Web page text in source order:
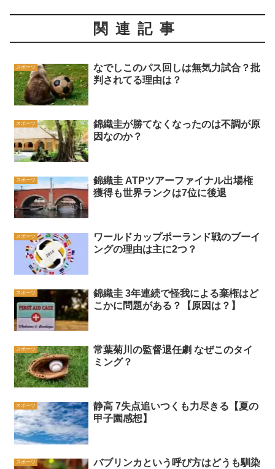
関連記事
スポーツ
なでしこのパス回しは無気力試合？批
判されてる理由は？
スポーツ
錦織圭が勝てなくなったのは不調が原
因なのか？
スポーツ
錦織圭 ATPツアーファイナル出場権
獲得も世界ランクは7位に後退
スポーツ
ワールドカップポーランド戦のブーイ
ングの理由は主に2つ？
スポーツ
錦織圭 3年連続で怪我による棄権はど
こかに問題がある？【原因は？】
スポーツ
常葉菊川の監督退任劇 なぜこのタイ
ミング？
スポーツ
静高 7失点追いつくも力尽きる【夏の
甲子園感想】
スポーツ
バブリンカという呼び方はどうも馴染